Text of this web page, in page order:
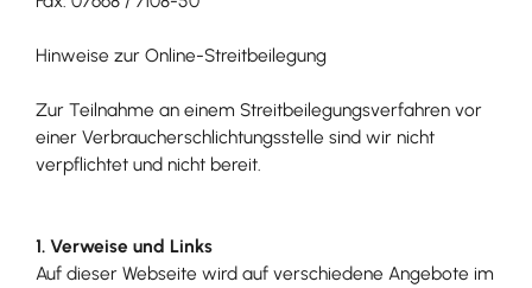
Hinweise zur Online-Streitbeilegung
Zur Teilnahme an einem Streitbeilegungsverfahren vor
einer Verbraucherschlichtungsstelle sind wir nicht
verpflichtet und nicht bereit.
1. Verweise und Links
Auf dieser Webseite wird auf verschiedene Angebote im